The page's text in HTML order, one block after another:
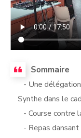
Sommaire
- Une
Synthe dans le
- Course contre
- Repas